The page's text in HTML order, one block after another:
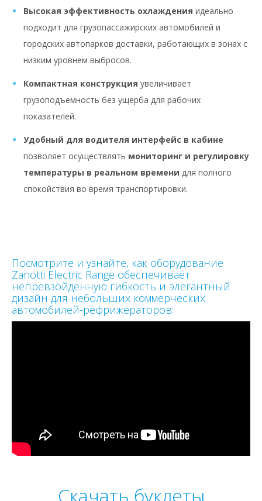
Высокая эффективность охлаждения идеально
подходит для грузопассажирских автомобилей и
городских автопарков доставки, работающих в зонах с
низким уровнем выбросов.
Компактная конструкция увеличивает
грузоподъемность без ущерба для рабочих
показателей.
Удобный для водителя интерфейс в кабине
позволяет осуществлять мониторинг и регулировку
температуры в реальном времени для полного
спокойствия во время транспортировки.
Посмотрите и узнайте, как оборудование
Zanotti Electric Range обеспечивает
непревзойденную гибкость и элегантный
дизайн для небольших коммерческих
автомобилей-рефрижераторов:
Скачать буклеты